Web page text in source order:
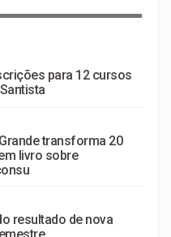
para 12 cursos
transforma 20
livro sobre
resultado de nova